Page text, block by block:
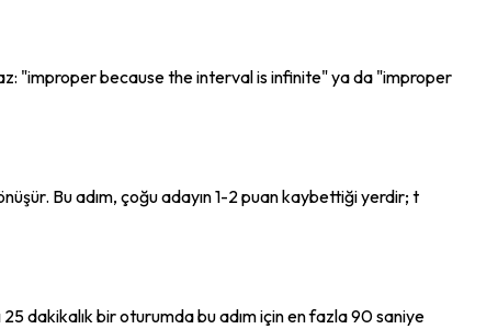
"improper because the interval is infinite" ya da "improper
Bu adım, çoğu adayın 1-2 puan kaybettiği yerdir; t
dakikalık bir oturumda bu adım için en fazla 90 saniye